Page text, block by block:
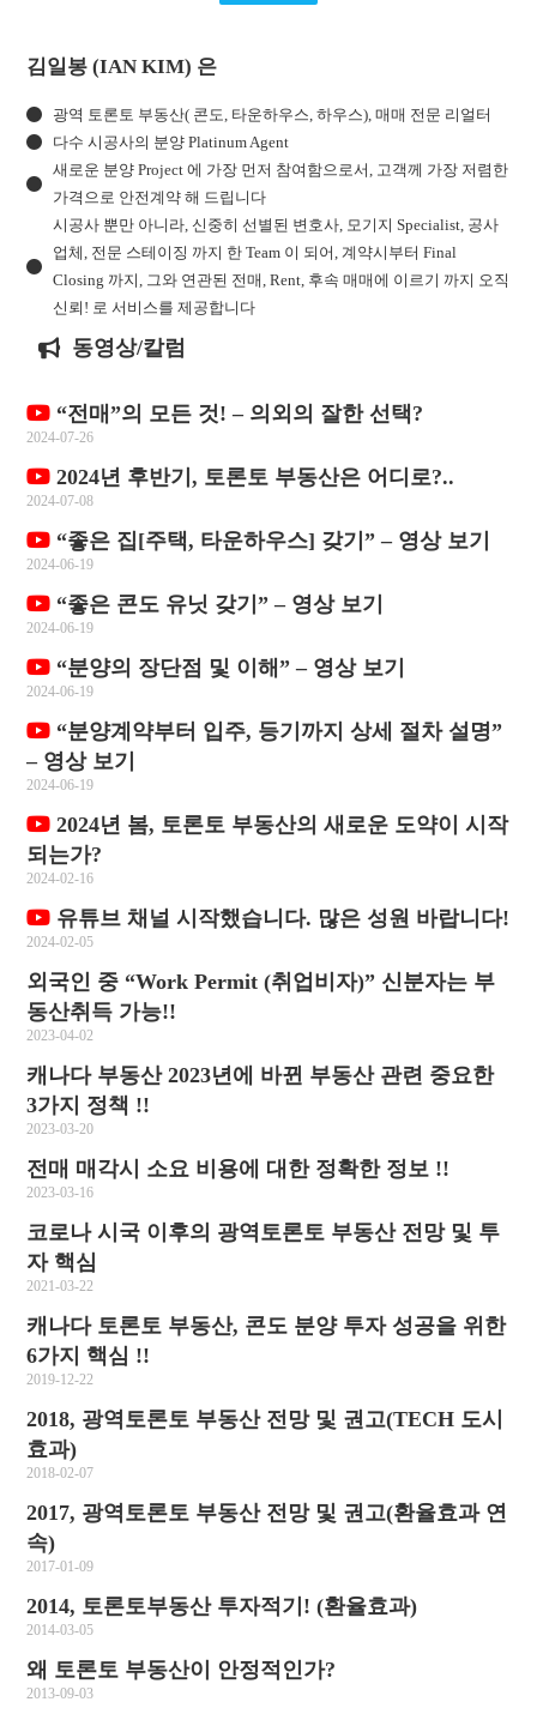
김일봉 (IAN KIM) 은
광역 토론토 부동산( 콘도, 타운하우스, 하우스), 매매 전문 리얼터
다수 시공사의 분양 Platinum Agent
새로운 분양 Project 에 가장 먼저 참여함으로서, 고객께 가장 저렴한
가격으로 안전계약 해 드립니다
시공사 뿐만 아니라, 신중히 선별된 변호사, 모기지 Specialist, 공사
업체, 전문 스테이징 까지 한 Team 이 되어, 계약시부터 Final
Closing 까지, 그와 연관된 전매, Rent, 후속 매매에 이르기 까지 오직
신뢰! 로 서비스를 제공합니다
동영상/칼럼
“전매”의 모든 것! – 의외의 잘한 선택?
2024-07-26
2024년 후반기, 토론토 부동산은 어디로?..
2024-07-08
“좋은 집[주택, 타운하우스] 갖기” – 영상 보기
2024-06-19
“좋은 콘도 유닛 갖기” – 영상 보기
2024-06-19
“분양의 장단점 및 이해” – 영상 보기
2024-06-19
“분양계약부터 입주, 등기까지 상세 절차 설명”
– 영상 보기
2024-06-19
2024년 봄, 토론토 부동산의 새로운 도약이 시작
되는가?
2024-02-16
유튜브 채널 시작했습니다. 많은 성원 바랍니다!
2024-02-05
외국인 중 “Work Permit (취업비자)” 신분자는 부
동산취득 가능!!
2023-04-02
캐나다 부동산 2023년에 바뀐 부동산 관련 중요한
3가지 정책 !!
2023-03-20
전매 매각시 소요 비용에 대한 정확한 정보 !!
2023-03-16
코로나 시국 이후의 광역토론토 부동산 전망 및 투
자 핵심
2021-03-22
캐나다 토론토 부동산, 콘도 분양 투자 성공을 위한
6가지 핵심 !!
2019-12-22
2018, 광역토론토 부동산 전망 및 권고(TECH 도시
효과)
2018-02-07
2017, 광역토론토 부동산 전망 및 권고(환율효과 연
속)
2017-01-09
2014, 토론토부동산 투자적기! (환율효과)
2014-03-05
왜 토론토 부동산이 안정적인가?
2013-09-03